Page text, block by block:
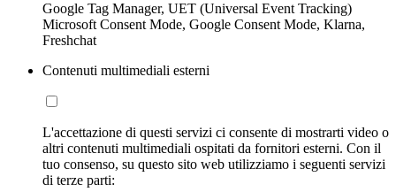
Google Tag Manager, UET (Universal Event Tracking)
Microsoft Consent Mode, Google Consent Mode, Klarna,
Freshchat
Contenuti multimediali esterni
L'accettazione di questi servizi ci consente di mostrarti video o
altri contenuti multimediali ospitati da fornitori esterni. Con il
tuo consenso, su questo sito web utilizziamo i seguenti servizi
di terze parti: